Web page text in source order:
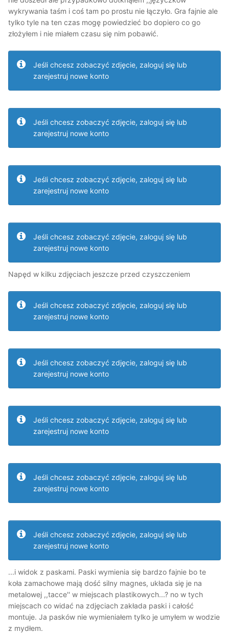
wykrywania taśm i coś tam po prostu nie łączyło. Gra fajnie ale
tylko tyle na ten czas mogę powiedzieć bo dopiero co go
złożyłem i nie miałem czasu się nim pobawić.
Jeśli chcesz zobaczyć zdjęcie, zaloguj się lub
zarejestruj nowe konto
Jeśli chcesz zobaczyć zdjęcie, zaloguj się lub
zarejestruj nowe konto
Jeśli chcesz zobaczyć zdjęcie, zaloguj się lub
zarejestruj nowe konto
Jeśli chcesz zobaczyć zdjęcie, zaloguj się lub
zarejestruj nowe konto
Napęd w kilku zdjęciach jeszcze przed czyszczeniem
Jeśli chcesz zobaczyć zdjęcie, zaloguj się lub
zarejestruj nowe konto
Jeśli chcesz zobaczyć zdjęcie, zaloguj się lub
zarejestruj nowe konto
Jeśli chcesz zobaczyć zdjęcie, zaloguj się lub
zarejestruj nowe konto
Jeśli chcesz zobaczyć zdjęcie, zaloguj się lub
zarejestruj nowe konto
Jeśli chcesz zobaczyć zdjęcie, zaloguj się lub
zarejestruj nowe konto
...i widok z paskami. Paski wymienia się bardzo fajnie bo te
koła zamachowe mają dość silny magnes, układa się je na
metalowej ,,tacce'' w miejscach plastikowych...? no w tych
miejscach co widać na zdjęciach zakłada paski i całość
montuje. Ja pasków nie wymieniałem tylko je umyłem w wodzie
z mydłem.